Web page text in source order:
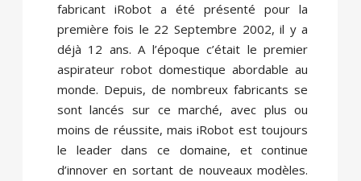
fabricant iRobot a été présenté pour la
première fois le 22 Septembre 2002, il y a
déjà 12 ans. A l’époque c’était le premier
aspirateur robot domestique abordable au
monde. Depuis, de nombreux fabricants se
sont lancés sur ce marché, avec plus ou
moins de réussite, mais iRobot est toujours
le leader dans ce domaine, et continue
d’innover en sortant de nouveaux modèles.